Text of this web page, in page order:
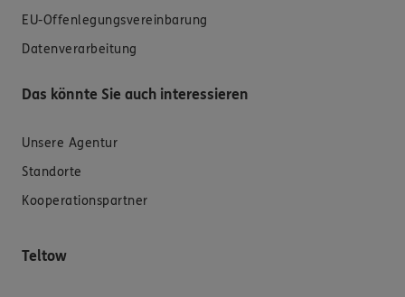
EU-Offenlegungsvereinbarung
Datenverarbeitung
Das könnte Sie auch interessieren
Unsere Agentur
Standorte
Kooperationspartner
Teltow